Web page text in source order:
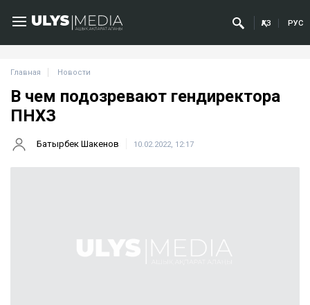
ҚАЗ РУС
Главная Новости
В чем подозревают гендиректора
ПНХЗ
Батырбек Шакенов 10.02.2022, 12:17